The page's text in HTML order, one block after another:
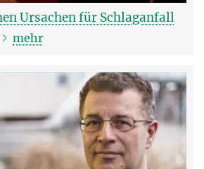
Ursachen für Schlaganfall
mehr